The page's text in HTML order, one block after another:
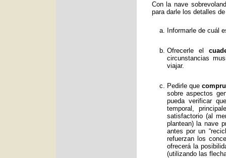
Con la nave
para darle los detalles
Informarle de cuál
Ofrecerle el
circunstancias
viajar.
Pedirle que
sobre aspectos
pueda verificar
temporal,
satisfactorio (al
plantean) la nave
antes por un
refuerzan los
ofrecerá la
(utilizando las